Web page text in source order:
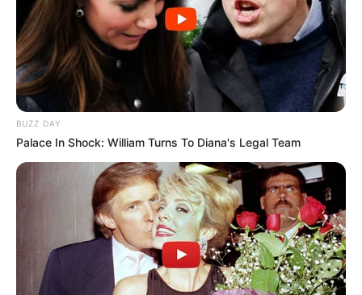
BUZZ DAY
Palace In Shock: William Turns To Diana's Legal Team